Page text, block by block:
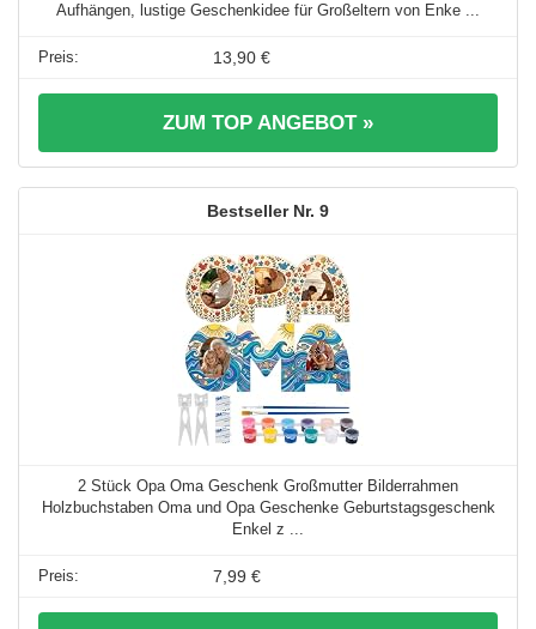
Aufhängen, lustige Geschenkidee für Großeltern von Enke ...
13,90 €
ZUM TOP ANGEBOT »
9
2 Stück Opa Oma Geschenk Großmutter Bilderrahmen
Holzbuchstaben Oma und Opa Geschenke Geburtstagsgeschenk
Enkel z ...
7,99 €